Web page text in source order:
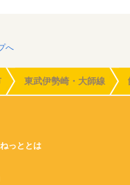
へ
東武伊勢崎・大師線
っととは